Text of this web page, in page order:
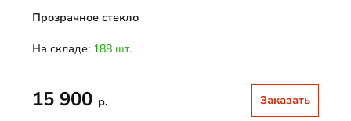
Прозрачное стекло
На складе: 188 шт.
15 900 р. Заказать